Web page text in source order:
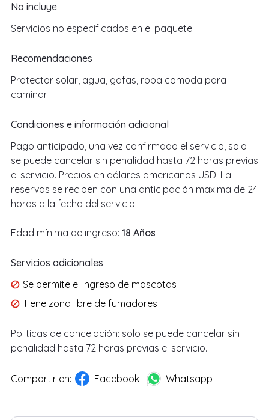
No incluye
Servicios no especificados en el paquete
Recomendaciones
Protector solar, agua, gafas, ropa comoda para
caminar.
Condiciones e información adicional
Pago anticipado, una vez confirmado el servicio, solo
se puede cancelar sin penalidad hasta 72 horas previas
el servicio. Precios en dólares americanos USD. La
reservas se reciben con una anticipación maxima de 24
horas a la fecha del servicio.
Edad mínima de ingreso: 18 Años
Servicios adicionales
Se permite el ingreso de mascotas
Tiene zona libre de fumadores
Politicas de cancelación: solo se puede cancelar sin
penalidad hasta 72 horas previas el servicio.
Compartir en: Facebook Whatsapp